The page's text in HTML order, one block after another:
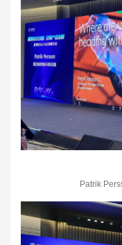
Patrik